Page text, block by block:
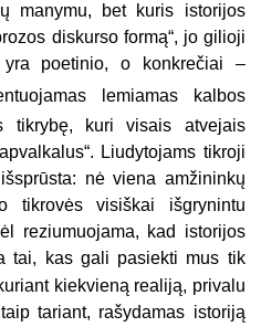
manymu, bet kuris istorijos
diskurso formą“, jo gilioji
yra poetinio, o konkrečiai –
lemiamas kalbos
tikrybę, kuri visais atvejais
Liudytojams tikroji
nė viena amžininkų
tikrovės visiškai išgrynintu
reziumuojama, kad istorijos
tai, kas gali pasiekti mus tik
kiekvieną realiją, privalu
tariant, rašydamas istoriją